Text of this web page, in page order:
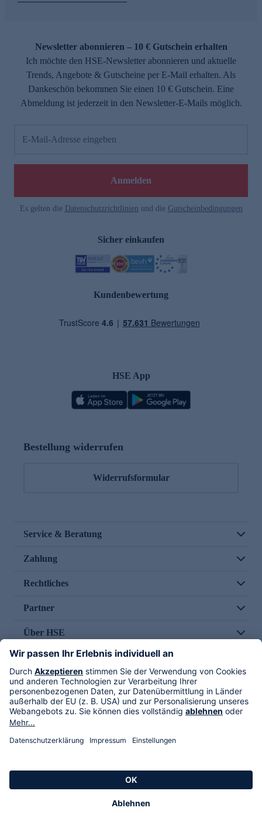
Newsletter abonnieren – 10 € Gutschein erhalten
Ich möchte den HSE-Newsletter abonnieren und aktuelle
Trends, Angebote & Gutscheine per E-Mail erhalten. Als
Dankeschön bekommen Sie einen 10 € Gutschein. Eine
Abmeldung ist jederzeit in den Newsletter-E-Mails möglich.
E-Mail-Adresse eingeben
Anmelden
Es gelten die Datenschutzrichtlinien und die Gutscheinbedingungen
Sicher einkaufen
Kundenbewertung
HSE App
Bestellung widerrufen
Widerrufsformular
Service & Beratung
Zahlung
Rechtliches
Partner
Über HSE
Im TV
HSE International